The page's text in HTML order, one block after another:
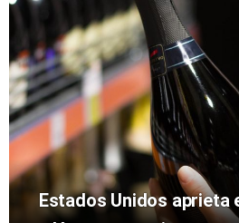
Estados Unidos aprieta